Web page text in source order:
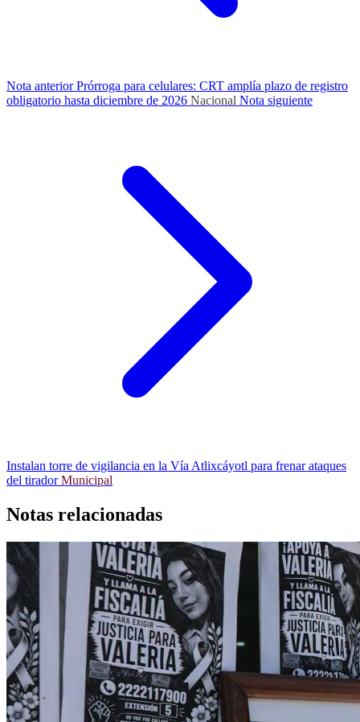
Nota anteriorPrórroga para celulares: CRT amplía plazo de registro
obligatorio hasta diciembre de 2026 Nacional Nota siguiente
Instalan torre de vigilancia en la Vía Atlixcáyotl para frenar ataques
del tiradorMunicipal
Notas relacionadas